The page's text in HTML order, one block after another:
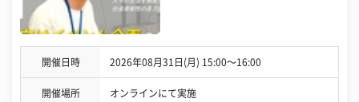
開催日時 2026年08月31日(月) 15:00〜16:00
開催場所 オンラインにて実施